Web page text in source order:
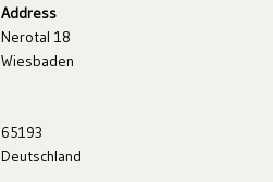
Address
Nerotal 18
Wiesbaden
65193
Deutschland